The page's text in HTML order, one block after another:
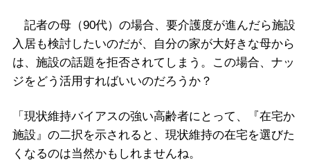
記者の母（90代）の場合、要介護度が進んだら施設
入居も検討したいのだが、自分の家が大好きな母から
は、施設の話題を拒否されてしまう。この場合、ナッ
ジをどう活用すればいいのだろうか？
「現状維持バイアスの強い高齢者にとって、『在宅か
施設』の二択を示されると、現状維持の在宅を選びた
くなるのは当然かもしれませんね。